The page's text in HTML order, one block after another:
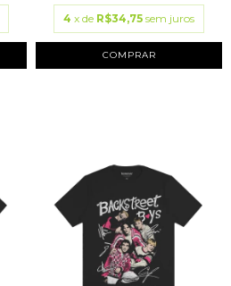
4 x de R$34,75 sem juros
COMPRAR